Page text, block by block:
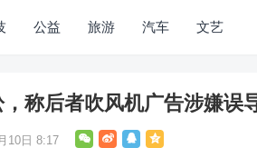
公益 旅游 汽车 文艺
称后者吹风机广告涉嫌误
10日 8:17